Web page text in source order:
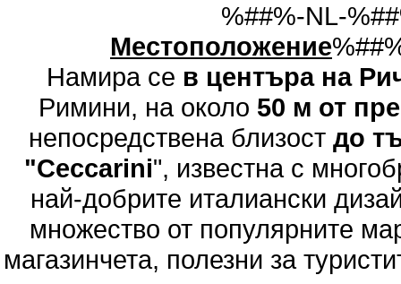
%##%-NL-
Местоположение
Намира се в центъра на
Римини, на около 50 м от
непосредствена близост до
"Ceccarini", известна с
най-добрите италиански
множество от популярните
магазинчета, полезни за